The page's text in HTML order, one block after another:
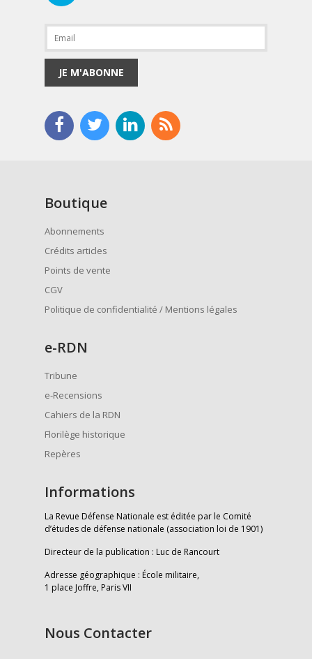
JE M'ABONNE
Boutique
Abonnements
Crédits articles
Points de vente
CGV
Politique de confidentialité / Mentions légales
e-RDN
Tribune
e-Recensions
Cahiers de la RDN
Florilège historique
Repères
Informations
La Revue Défense Nationale est éditée par le Comité
d’études de défense nationale (association loi de 1901)
Directeur de la publication : Luc de Rancourt
Adresse géographique : École militaire,
1 place Joffre, Paris VII
Nous Contacter